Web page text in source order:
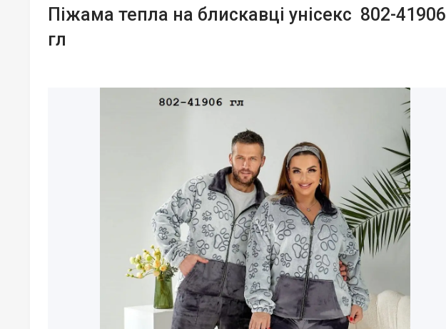
Піжама тепла на блискавці унiсекс 802-41906
гл